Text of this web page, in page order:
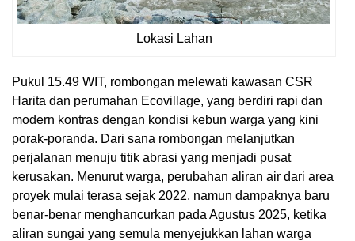
Lokasi Lahan
Pukul 15.49 WIT, rombongan melewati kawasan CSR
Harita dan perumahan Ecovillage, yang berdiri rapi dan
modern kontras dengan kondisi kebun warga yang kini
porak-poranda. Dari sana rombongan melanjutkan
perjalanan menuju titik abrasi yang menjadi pusat
kerusakan. Menurut warga, perubahan aliran air dari area
proyek mulai terasa sejak 2022, namun dampaknya baru
benar-benar menghancurkan pada Agustus 2025, ketika
aliran sungai yang semula menyejukkan lahan warga